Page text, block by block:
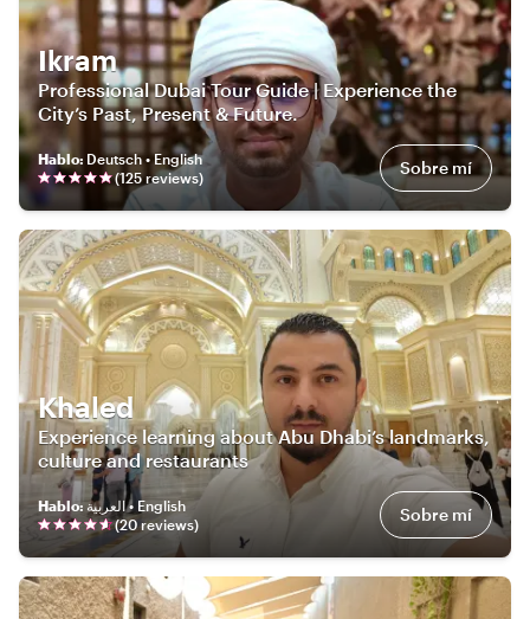
Ikram
Professional Dubai Tour Guide | Experience the
City’s Past, Present & Future.
Hablo: Deutsch • English
(125reviews) Sobre mí
Khaled
Experience learning about Abu Dhabi’s landmarks,
culture and restaurants
Hablo:
العربية • English
(20reviews) Sobre mí